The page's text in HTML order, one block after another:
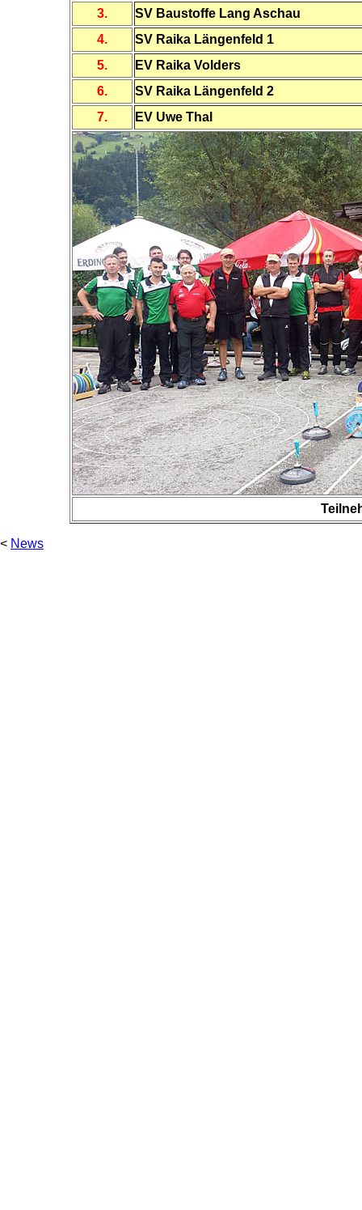
3.
SV Baustoffe Lang Aschau
4.
SV Raika Längenfeld 1
5.
EV Raika Volders
6.
SV Raika Längenfeld 2
7.
EV Uwe Thal
< News